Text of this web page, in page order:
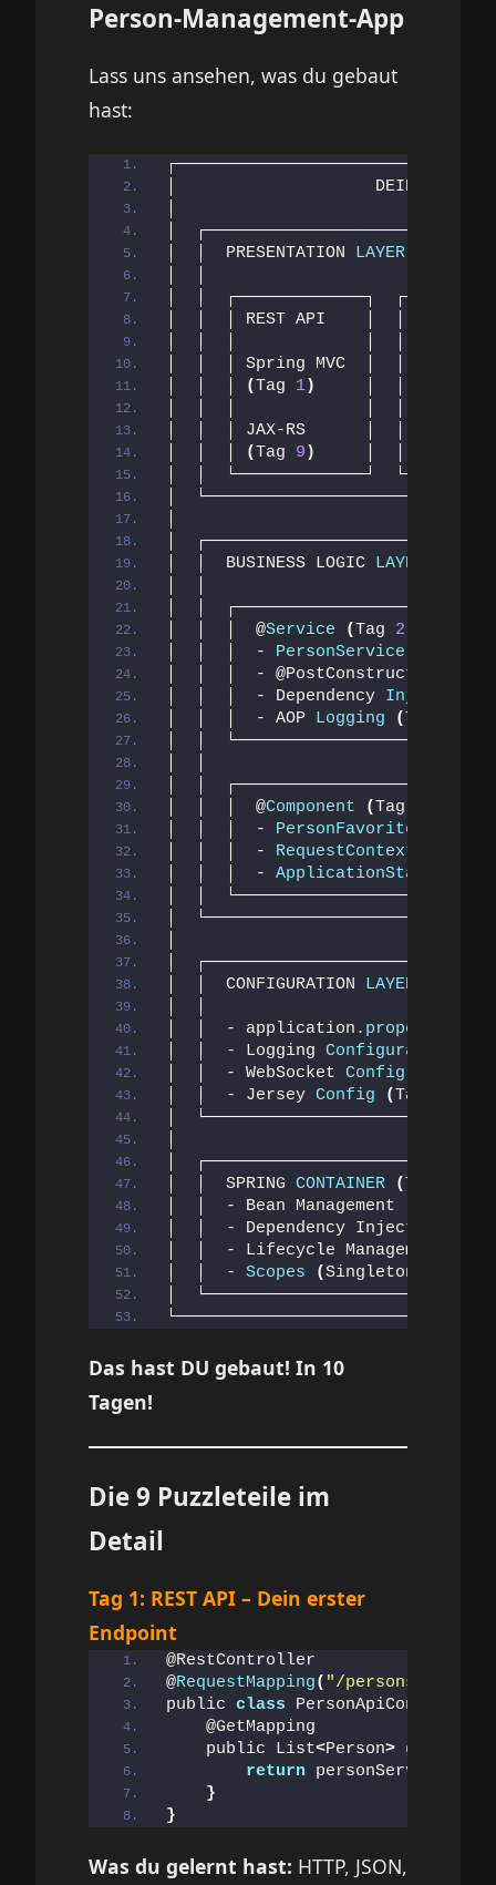
Person-Management-App
Lass uns ansehen, was du gebaut
hast:
│                    DEINE
│
│  │  PRESENTATION LAYER
│  │  ┌─────────────┐
│  │  │ REST API    │  │ MVC
│  │  │ Spring MVC  │  │
(Tag 1)
│  │  │ JAX-RS      │  │
(Tag 9 )
│  │  └─────────────┘
│
│
│  │  BUSINESS LOGIC LAYER
│  │
│  │  │  @Service (Tag 2
│  │  │  - PersonService
│  │  │  - @PostConstruct/@
│  │  │  - Dependency Injection
│  │  │  - AOP Logging (Tag
│  │
│  │
│  │  │  @Component (Tag
│  │  │  - PersonFavorites
│  │  │  - RequestContext
│  │  │  - ApplicationStatistics
│  │
│
│
│  │  CONFIGURATION LAYER
│  │  - application. properties
│  │  - Logging Configuration
│  │  - WebSocket Config
│  │  - Jersey Config (Tag
│
│
│  │  SPRING CONTAINER (Tag
│  │  - Bean Management
│  │  - Dependency
│  │  - Lifecycle
│  │  - Scopes (Singleton,
│
Das hast DU gebaut! In 10
Tagen!
Die 9 Puzzleteile im
Detail
Tag 1: REST API – Dein erster
Endpoint
@RestController
@RequestMapping( "/persons"
public class PersonApiController
    @GetMapping
    public List
<Person> getAll
return personService.
}
}
Was du gelernt hast: HTTP, JSON,